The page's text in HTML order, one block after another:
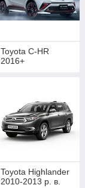
Toyota C-HR
2016+
Toyota Highlander
2010-2013 р. в.